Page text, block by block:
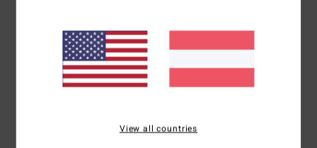
Logo:Gesticktes Logo
Andere Features:Wendbar
Zusammensetzung84 % recyceltes Polyester, 16 %
View all countries